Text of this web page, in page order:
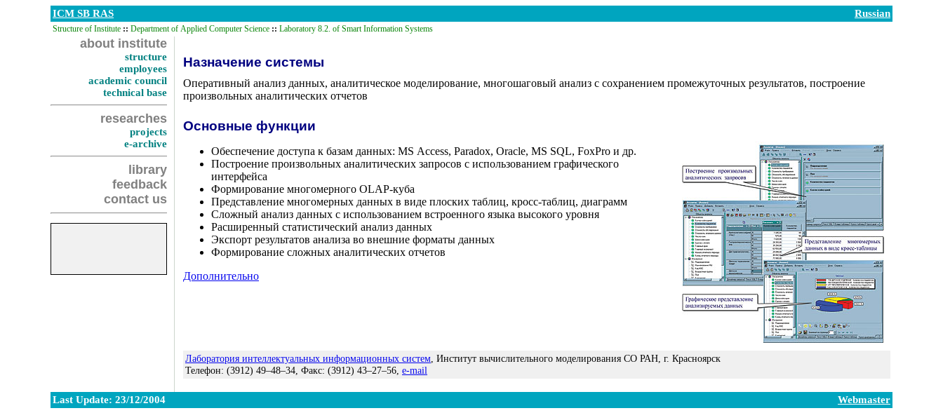
ICM SB RAS Russian
Structure of Institute :: Department of Applied Computer Science :: Laboratory 8.2. of Smart Information Systems
about institute
structure
employees
academic council
technical base
researches
projects
e-archive
library
feedback
contact us
Назначение системы
Оперативный анализ данных, аналитическое моделирование, многошаговый анализ с сохранением промежуточных результатов, построение
произвольных аналитических отчетов
Основные функции
Обеспечение доступа к базам данных: MS Access, Paradox, Oracle, MS SQL, FoxPro и др.
Построение произвольных аналитических запросов с использованием графического
интерфейса
Формирование многомерного OLAP-куба
Представление многомерных данных в виде плоских таблиц, кросс-таблиц, диаграмм
Сложный анализ данных с использованием встроенного языка высокого уровня
Расширенный статистический анализ данных
Экспорт результатов анализа во внешние форматы данных
Формирование сложных аналитических отчетов
Дополнительно
Лаборатория интеллектуальных информационных систем , Институт вычислительного моделирования СО РАН, г. Красноярск
Телефон: (3912) 49–48–34 , Факс: (3912) 43–27–56 e-mail
Last Update: 23/12/2004 Webmaster